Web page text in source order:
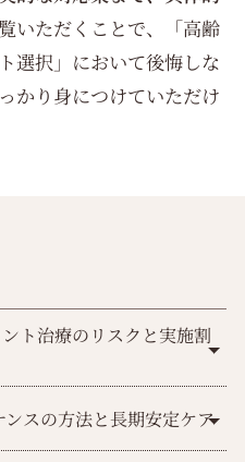
いただくことで、「高齢
選択」において後悔しな
かり身につけていただけ
ト治療のリスクと実施割
スの方法と長期安定ケア